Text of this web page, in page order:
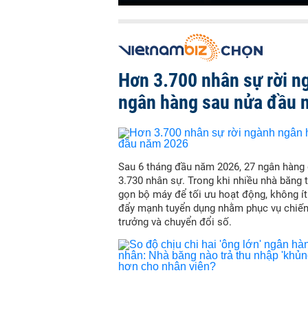
Hơn 3.700 nhân sự rời
ngân hàng sau nửa đầu
Sau 6 tháng đầu năm 2026, 27 ngân
3.730 nhân sự. Trong khi nhiều nhà băng
gọn bộ máy để tối ưu hoạt động, không
đẩy mạnh tuyển dụng nhằm phục vụ
trưởng và chuyển đổi số.